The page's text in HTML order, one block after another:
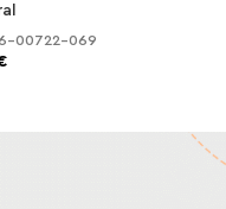
00722-069